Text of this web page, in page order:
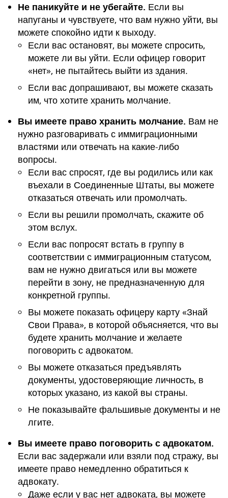
Не паникуйте и не убегайте. Если вы
напуганы и чувствуете, что вам нужно уйти, вы
можете спокойно идти к выходу.
Если вас остановят, вы можете спросить,
можете ли вы уйти. Если офицер говорит
«нет», не пытайтесь выйти из здания.
Если вас допрашивают, вы можете сказать
им, что хотите хранить молчание.
Вы имеете право хранить молчание. Вам не
нужно разговаривать с иммиграционными
властями или отвечать на какие-либо
вопросы.
Если вас спросят, где вы родились или как
въехали в Соединенные Штаты, вы можете
отказаться отвечать или промолчать.
Если вы решили промолчать, скажите об
этом вслух.
Если вас попросят встать в группу в
соответствии с иммиграционным статусом,
вам не нужно двигаться или вы можете
перейти в зону, не предназначенную для
конкретной группы.
Вы можете показать офицеру карту «Знай
Свои Права», в которой объясняется, что вы
будете хранить молчание и желаете
поговорить с адвокатом.
Вы можете отказаться предъявлять
документы, удостоверяющие личность, в
которых указано, из какой вы страны.
Не показывайте фальшивые документы и не
лгите.
Вы имеете право поговорить с адвокатом.
Если вас задержали или взяли под стражу, вы
имеете право немедленно обратиться к
адвокату.
Даже если у вас нет адвоката, вы можете